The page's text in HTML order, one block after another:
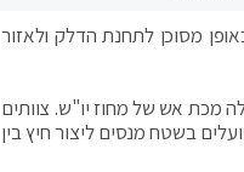
מסוכן לתחנת הדלק ולאזור
מכת אש של מחוז יו"ש. צוותים
בשטח מנסים ליצור חיץ בין